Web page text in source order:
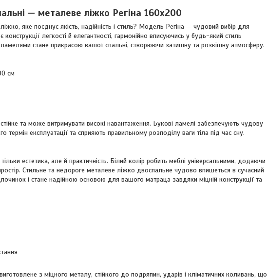
— металеве ліжко Регіна 160х200
яке поєднує якість, надійність і стиль? Модель Регіна — чудовий вибір для
конструкції легкості й елегантності, гармонійно вписуючись у будь-який стиль
стане прикрасою вашої спальні, створюючи затишну та розкішну атмосферу.
см
та може витримувати високі навантаження. Букові ламелі забезпечують чудову
експлуатації та сприяють правильному розподілу ваги тіла під час сну.
естетика, але й практичність. Білий колір робить меблі універсальними, додаючи
Стильне та недороге металеве ліжко двоспальне чудово впишеться в сучасний
і стане надійною основою для вашого матраца завдяки міцній конструкції та
з міцного металу, стійкого до подряпин, ударів і кліматичних коливань, що